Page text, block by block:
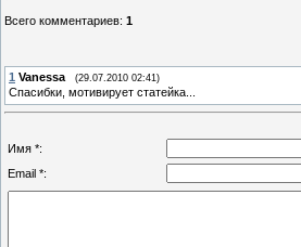
Всего комментариев: 1
1 Vanessa (29.07.2010 02:41)
Спасибки, мотивирует статейка...
Имя *:
Email *: